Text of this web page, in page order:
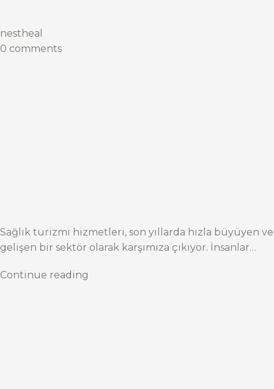
nestheal
0 comments
Sağlık turizmi hizmetleri, son yıllarda hızla büyüyen ve
gelişen bir sektör olarak karşımıza çıkıyor. İnsanlar…
Continue reading